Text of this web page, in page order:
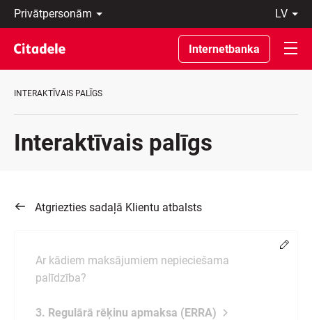
Privātpersonām
Uzņēmumiem
Private
Banking
Par
C
lv
Latviski
По-
русски
In
Internetbanka
INTERAKTĪVAIS PALĪGS
Interaktīvais palīgs
Atgriezties sadaļā Klientu atbalsts
Ar kādiem maksājumiem nepieciešama
palīdzība?
3. Regulārā rēķinu apmaksa (ERRA)